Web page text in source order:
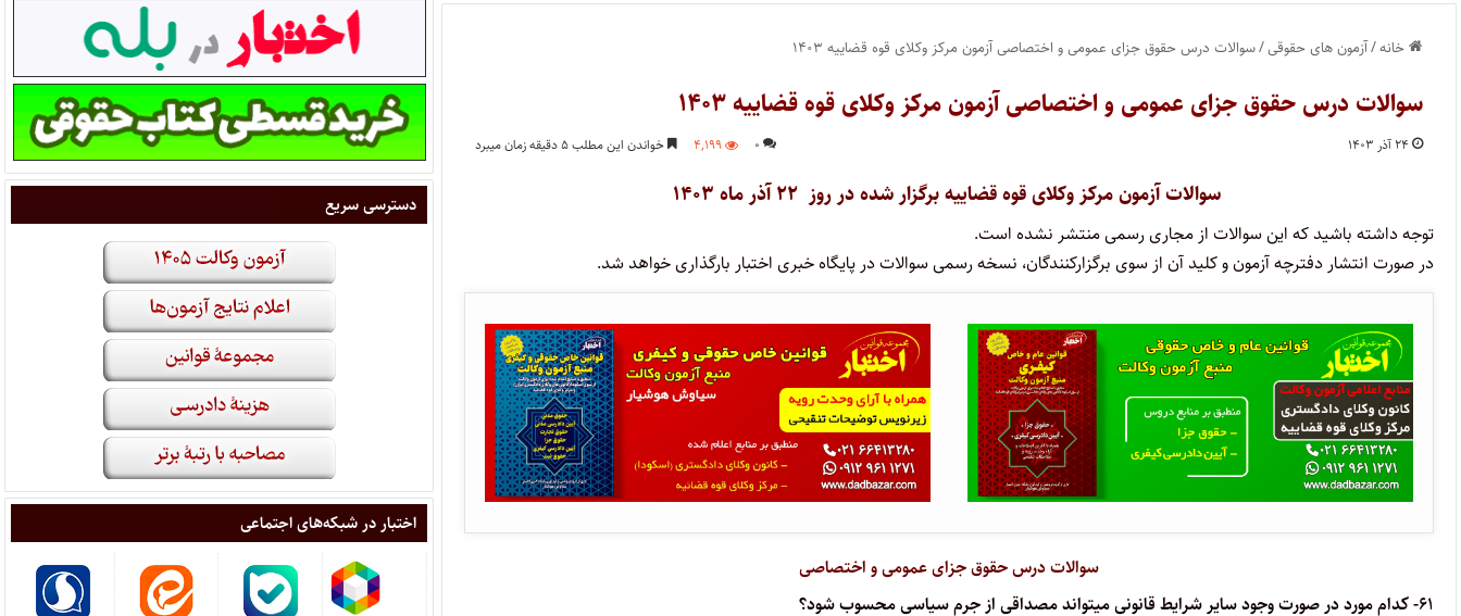
خانه/آزمون های حقوقی/سوالات درس حقوق جزای عمومی و اختصاصی آزمون مرکز وکلای قوه قضاییه ۱۴۰۳
سوالات درس حقوق جزای عمومی و اختصاصی آزمون مرکز وکلای قوه قضاییه ۱۴۰۳
۲۴ آذر ۱۴۰۳ ۰ ۴,۱۹۹ خواندن این مطلب ۵ دقیقه زمان میبرد
سوالات آزمون مرکز وکلای قوه قضاییه برگزار شده در روز ۲۲ آذر ماه ۱۴۰۳
توجه داشته باشید که این سوالات از مجاری رسمی منتشر نشده است.
در صورت انتشار دفترچه آزمون و کلید آن از سوی برگزارکنندگان، نسخه رسمی سوالات در پایگاه خبری اختبار بارگذاری خواهد شد.
سوالات درس حقوق جزای عمومی و اختصاصی
۶۱- کدام مورد در صورت وجود سایر شرایط قانونی میتواند مصداقی از جرم سیاسی محسوب شود؟
دسترسی سریع
اختبار در شبکه‌های اجتماعی